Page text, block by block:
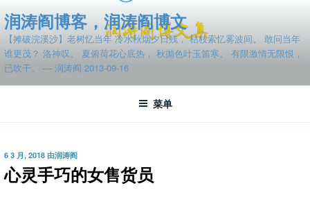
至
容
润涛阎博客，润涛阎博文
【摊破浣溪沙】老树忆当年 冷水秋烟夕日残， 枯枝索忆雾波间。 敢问当年
谁更茂？ 洛神叹。 夏俯荷花心底热， 秋抛色叶玉笛寒。 有限激情无限恨，
已吹干。 — 润涛阎 2013-09-16
菜单
发
布
于
6 3 月, 2018 由润涛阎
心灵手巧的女售货员